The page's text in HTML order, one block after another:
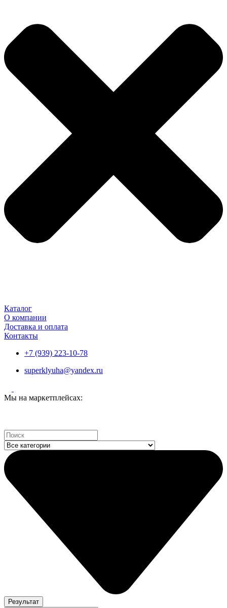
Каталог
О компании
Доставка и оплата
Контакты
+7 (939) 223-10-78
superklyuha@yandex.ru
Мы на маркетплейсах:
Search
...
Результат